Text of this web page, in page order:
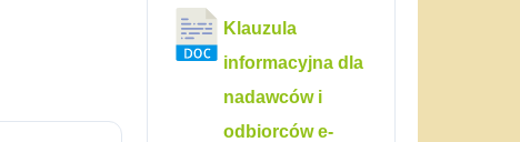
Klauzula
informacyjna dla
nadawców i
odbiorców e-